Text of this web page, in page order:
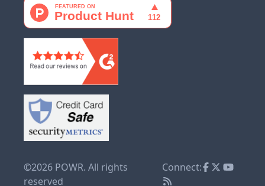
©2026 POWR. All rights
reserved
Connect: